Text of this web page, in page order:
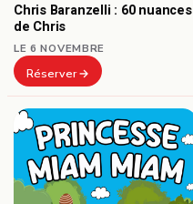
Chris Baranzelli : 60 nuances
de Chris
LE 6 NOVEMBRE
Réserver